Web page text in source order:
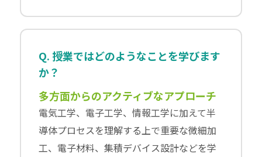
Q. 授業ではどのようなことを学びます
か？
多方面からのアクティブなアプローチ
電気工学、電子工学、情報工学に加えて半
導体プロセスを理解する上で重要な微細加
工、電子材料、集積デバイス設計などを学